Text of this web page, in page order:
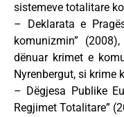
sistemeve totalitare
– Deklarata e
komunizmin”
dënuar krimet e
Nyrenbergut, si krime
– Dëgjesa Publike
Regjimet Totalitare”